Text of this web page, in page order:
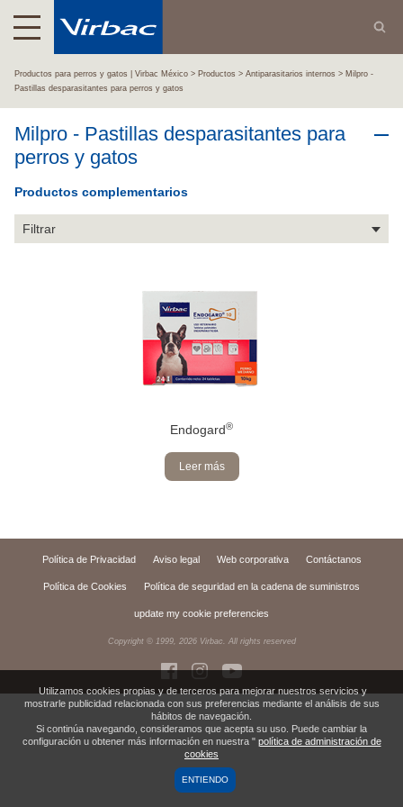
Productos para perros y gatos | Virbac México Productos Antiparasitarios internos
Milpro -
Pastillas desparasitantes para perros y gatos
Milpro - Pastillas desparasitantes para
perros y gatos
Productos complementarios
Filtrar
Endogard®
Leer más
Política de Privacidad Aviso legal Web corporativa Contáctanos
Política de Cookies Política de seguridad en la cadena de suministros
update my cookie preferencies
Copyright © 1999, 2026Virbac. All rights reserved
Utilizamos cookies propias y de terceros para mejorar nuestros servicios y
mostrarle publicidad relacionada con sus preferencias mediante el análisis de sus
hábitos de navegación.
Si continúa navegando, consideramos que acepta su uso. Puede cambiar la
configuración u obtener más información en nuestra " política de administración de
cookies
ENTIENDO